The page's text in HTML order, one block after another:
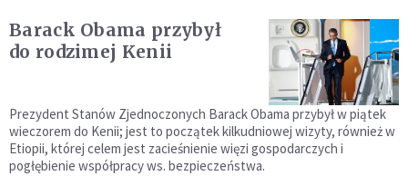
Barack Obama przybył
do rodzimej Kenii
Prezydent Stanów Zjednoczonych Barack Obama przybył w piątek
wieczorem do Kenii; jest to początek kilkudniowej wizyty, również w
Etiopii, której celem jest zacieśnienie więzi gospodarczych i
pogłębienie współpracy ws. bezpieczeństwa.